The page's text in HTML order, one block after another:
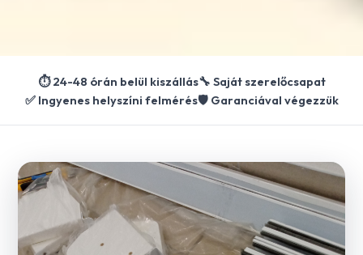
⏱️ 24-48 órán belül kiszállás🔧 Saját szerelőcsapat
✅ Ingyenes helyszíni felmérés🛡️ Garanciával végezzük